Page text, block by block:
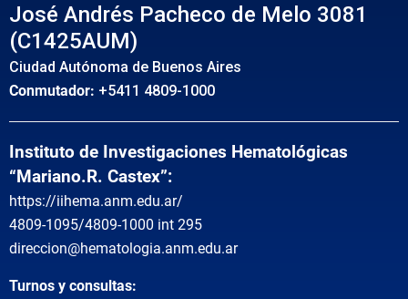
José Andrés Pacheco de Melo 3081
(C1425AUM)
Ciudad Autónoma de Buenos Aires
Conmutador: +5411 4809-1000
Instituto de Investigaciones Hematológicas
“Mariano.R. Castex”:
https://iihema.anm.edu.ar/
4809-1095/4809-1000 int 295
direccion@hematologia.anm.edu.ar
Turnos y consultas: